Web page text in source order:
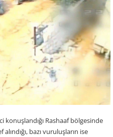
konuşlandığı Rashaaf bölgesinde
bazı vuruluşların ise